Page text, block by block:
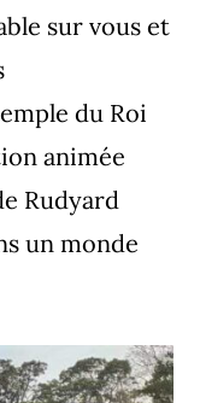
sur vous et
du Roi
animée
Rudyard
un monde